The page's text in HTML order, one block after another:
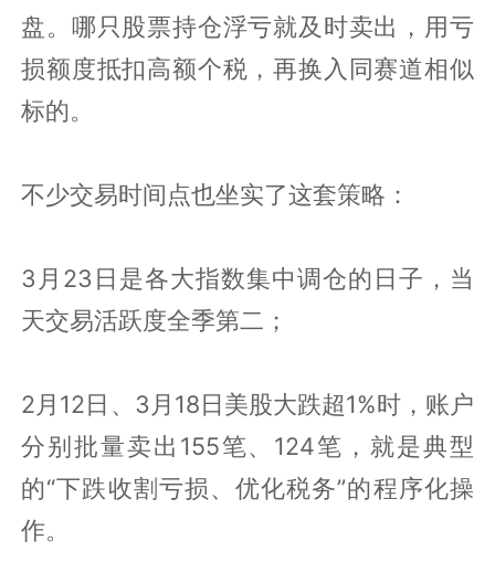
盘。哪只股票持仓浮亏就及时卖出，用亏
损额度抵扣高额个税，再换入同赛道相似
标的。
不少交易时间点也坐实了这套策略：
3月23日是各大指数集中调仓的日子，当
天交易活跃度全季第二；
2月12日、3月18日美股大跌超1%时，账户
分别批量卖出155笔、124笔，就是典型
的“下跌收割亏损、优化税务”的程序化操
作。